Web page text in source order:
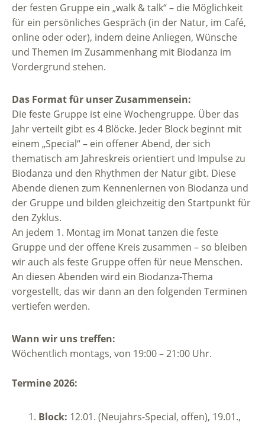
der festen Gruppe ein „walk & talk“ – die Möglichkeit
für ein persönliches Gespräch (in der Natur, im Café,
online oder oder), indem deine Anliegen, Wünsche
und Themen im Zusammenhang mit Biodanza im
Vordergrund stehen.
Das Format für unser Zusammensein:
Die feste Gruppe ist eine Wochengruppe. Über das
Jahr verteilt gibt es 4 Blöcke. Jeder Block beginnt mit
einem „Special“ – ein offener Abend, der sich
thematisch am Jahreskreis orientiert und Impulse zu
Biodanza und den Rhythmen der Natur gibt. Diese
Abende dienen zum Kennenlernen von Biodanza und
der Gruppe und bilden gleichzeitig den Startpunkt für
den Zyklus.
An jedem 1. Montag im Monat tanzen die feste
Gruppe und der offene Kreis zusammen – so bleiben
wir auch als feste Gruppe offen für neue Menschen.
An diesen Abenden wird ein Biodanza-Thema
vorgestellt, das wir dann an den folgenden Terminen
vertiefen werden.
Wann wir uns treffen:
Wöchentlich montags, von 19:00 – 21:00 Uhr.
Termine 2026:
Block: 12.01. (Neujahrs-Special, offen), 19.01.,